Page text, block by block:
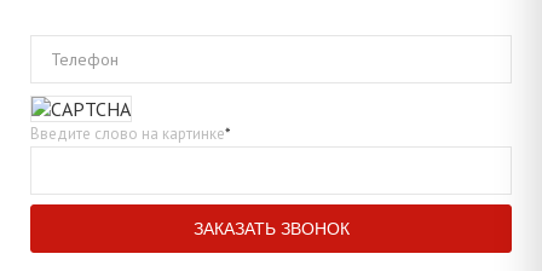
Телефон
Введите слово на картинке*